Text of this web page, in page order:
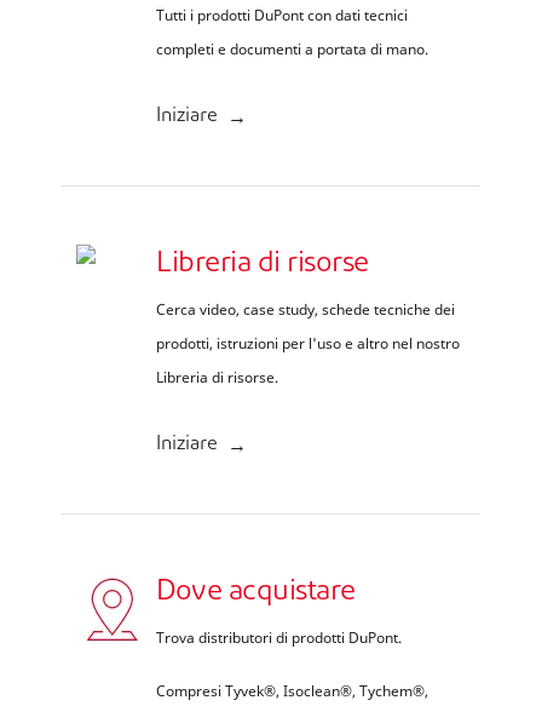
Tutti i prodotti DuPont con dati tecnici
completi e documenti a portata di mano.
Iniziare
Libreria di risorse
Cerca video, case study, schede tecniche dei
prodotti, istruzioni per l'uso e altro nel nostro
Libreria di risorse.
Iniziare
Dove acquistare
Trova distributori di prodotti DuPont.
Compresi Tyvek®, Isoclean®, Tychem®,